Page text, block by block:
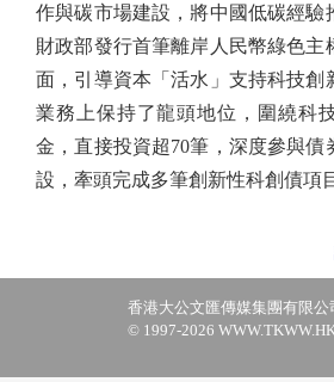
作與碳市場建設，將中國低碳經驗
財政部發行首筆離岸人民幣綠色主
面，引導資本「活水」支持科技創
業務上保持了龍頭地位，圍繞科
金，直接投資超70筆，深度參與債
設，牽頭完成多筆創新性科創債項
香港大公文匯傳媒集團有限公
© 1997-2026